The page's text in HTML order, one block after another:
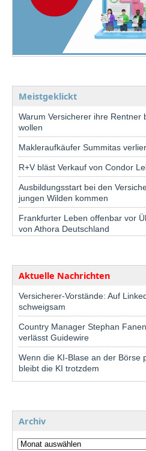
Meistgeklickt
Warum Versicherer ihre Rentner
wollen
Makleraufkäufer Summitas
R+V bläst Verkauf von Condor
Ausbildungsstart bei den
jungen Wilden kommen
Frankfurter Leben offenbar vor
von Athora Deutschland
Aktuelle Nachrichten
Versicherer-Vorstände: Auf
schweigsam
Country Manager Stephan
verlässt Guidewire
Wenn die KI-Blase an der Börse
bleibt die KI trotzdem
Archiv